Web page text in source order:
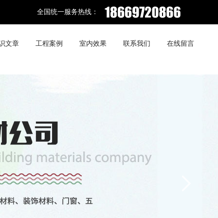
全国统一服务热线：
文章 工程案例 室内效果 联系我们 在线留言